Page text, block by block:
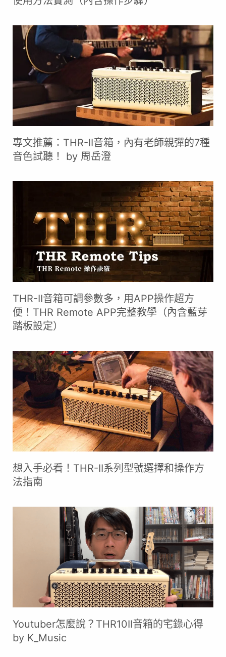
專文推薦：THR-II音箱，內有老師親彈的7種
音色試聽！ by 周岳澄
THR-II音箱可調參數多，用APP操作超方
便！THR Remote APP完整教學（內含藍芽
踏板設定）
想入手必看！THR-II系列型號選擇和操作方
法指南
Youtuber怎麼說？THR10II音箱的宅錄心得
by K_Music